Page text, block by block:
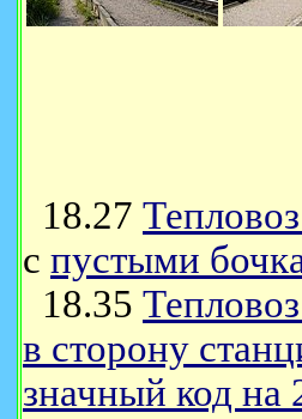
18.27
с пустыми
18.35
в сторону
значный код на